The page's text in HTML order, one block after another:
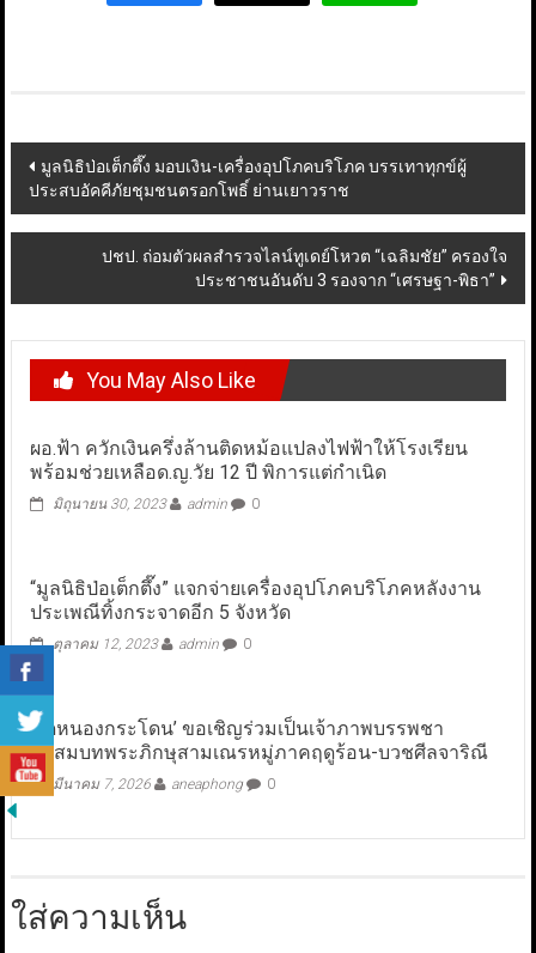
Post
navigation
มูลนิธิป่อเต็กตึ๊ง มอบเงิน-เครื่องอุปโภคบริโภค บรรเทาทุกข์ผู้
ประสบอัคคีภัยชุมชนตรอกโพธิ์ ย่านเยาวราช
ปชป. ถ่อมตัวผลสำรวจไลน์ทูเดย์โหวต “เฉลิมชัย” ครองใจ
ประชาชนอันดับ 3 รองจาก “เศรษฐา-พิธา”
You May Also Like
ผอ.ฟ้า ควักเงินครึ่งล้านติดหม้อแปลงไฟฟ้าให้โรงเรียน
พร้อมช่วยเหลือด.ญ.วัย 12 ปี พิการแต่กำเนิด
มิถุนายน 30, 2023 admin 0
“มูลนิธิป่อเต็กตึ๊ง” แจกจ่ายเครื่องอุปโภคบริโภคหลังงาน
ประเพณีทิ้งกระจาดอีก 5 จังหวัด
ตุลาคม 12, 2023 admin 0
‘วัดหนองกระโดน’ ขอเชิญร่วมเป็นเจ้าภาพบรรพชา
อุปสมบทพระภิกษุสามเณรหมู่ภาคฤดูร้อน-บวชศีลจาริณี
มีนาคม 7, 2026 aneaphong 0
ใส่ความเห็น